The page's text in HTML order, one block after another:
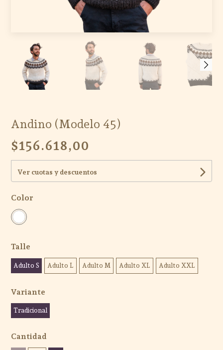
Andino (Modelo 45)
$156.618,00
Ver cuotas y descuentos
Color
Talle
Adulto S Adulto L Adulto M Adulto XL Adulto XXL
Variante
Tradicional
Cantidad